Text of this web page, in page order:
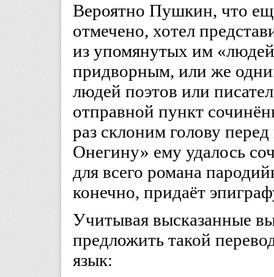
Вероятно Пушкин, что
отмечено, хотел
из упомянутых им
придворным, или же
людей поэтов или
отправной пункт
раз склоним голову
Онегину» ему удалось
для всего романа
конечно, придаёт
Учитывая высказанные
предложить такой
язык: